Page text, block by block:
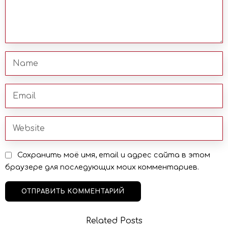
Сохранить моё имя, email и адрес сайта в этом
браузере для последующих моих комментариев.
Related Posts